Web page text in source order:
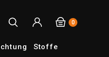
0
Stoffe